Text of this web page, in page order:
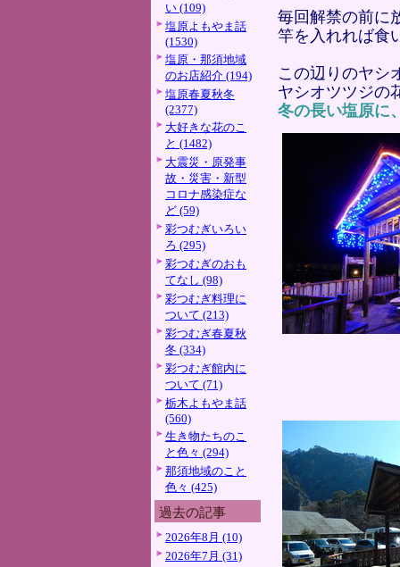
い (109)
塩原よもやま話
(1530)
塩原・那須地域
のお店紹介 (194)
塩原春夏秋冬
(2377)
大好きな花のこ
と (1482)
大震災・原発事
故・災害・新型
コロナ感染症な
ど (59)
彩つむぎいろい
ろ (295)
彩つむぎのおも
てなし (98)
彩つむぎ料理に
ついて (213)
彩つむぎ春夏秋
冬 (334)
彩つむぎ館内に
ついて (71)
栃木よもやま話
(560)
生き物たちのこ
と色々 (294)
那須地域のこと
色々 (425)
過去の記事
2026年8月 (10)
2026年7月 (31)
毎回解禁の前に
竿を入れれば食
この辺りのヤシ
ヤシオツツジの
冬の長い塩原に